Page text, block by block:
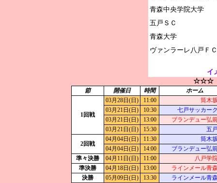
青森中央学院大学
五戸ＳＣ
青森大学
イ
☆☆☆
節 開催日 時間 ホーム
1回戦
03月28日(日) 11:00
筒木
03月21日(日)
10:30
七戸サッカー
03月21日(日)
13:00
ブランデュー弘
03月21日(日)
15:30 五
2回戦
04月04日(日) 11:30
筒木
04月04日(日)
14:00
ブランデュー弘
準々決勝
04月11日(日) 11:00
八戸学
準決勝
04月18日(日) 13:00
ラインメール青
決勝
05月09日(日) 13:30 ラインメール青